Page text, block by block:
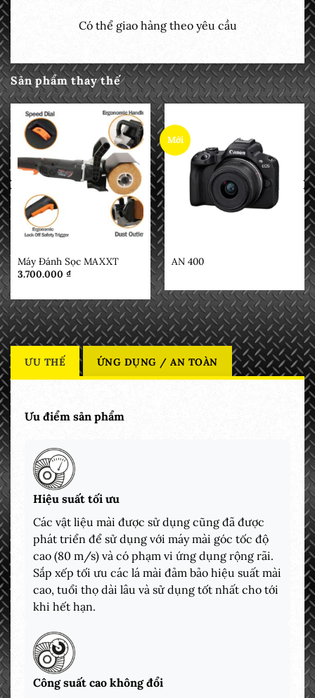
Có thể giao hàng theo yêu cầu
Sản phẩm thay thế
Máy Đánh Sọc MAXXT
3.700.000 ₫
Mới
AN 400
ƯU THẾ ỨNG DỤNG / AN TOÀN
Ưu điểm sản phẩm
Hiệu suất tối ưu
Các vật liệu mài được sử dụng cũng đã được
phát triển để sử dụng với máy mài góc tốc độ
cao (80 m/s) và có phạm vi ứng dụng rộng rãi.
Sắp xếp tối ưu các lá mài đảm bảo hiệu suất mài
cao, tuổi thọ dài lâu và sử dụng tốt nhất cho tới
khi hết hạn.
Công suất cao không đổi